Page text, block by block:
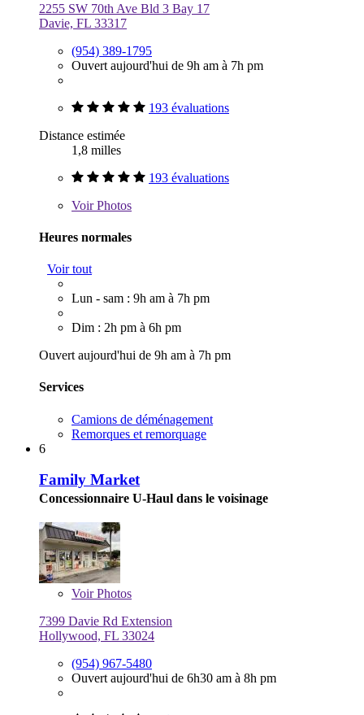
2255 SW 70th Ave Bld 3 Bay 17
Davie, FL 33317
(954) 389-1795
Ouvert aujourd'hui de 9h am à 7h pm
193 évaluations
Distance estimée
1,8 milles
193 évaluations
VoirPhotos
Heures normales
Voir tout
Lun - sam : 9h am à 7h pm
Dim : 2h pm à 6h pm
Ouvert aujourd'hui de 9h am à 7h pm
Services
Camions de déménagement
Remorques et remorquage
6
Family Market
Concessionnaire U-Haul dans le voisinage
VoirPhotos
7399 Davie Rd Extension
Hollywood, FL 33024
(954) 967-5480
Ouvert aujourd'hui de 6h30 am à 8h pm